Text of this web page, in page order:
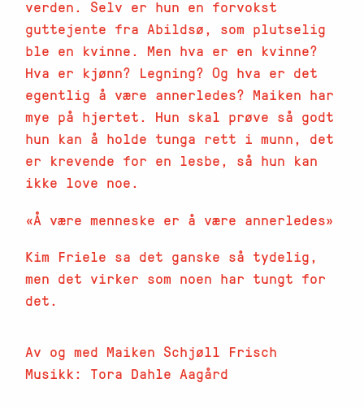
verden. Selv er hun en forvokst
guttejente fra Abildsø, som plutselig
ble en kvinne. Men hva er en kvinne?
Hva er kjønn? Legning? Og hva er det
egentlig å være annerledes? Maiken har
mye på hjertet. Hun skal prøve så godt
hun kan å holde tunga rett i munn, det
er krevende for en lesbe, så hun kan
ikke love noe.
«Å være menneske er å være annerledes»
Kim Friele sa det ganske så tydelig,
men det virker som noen har tungt for
det.
Av og med Maiken Schjøll Frisch
Musikk: Tora Dahle Aagård